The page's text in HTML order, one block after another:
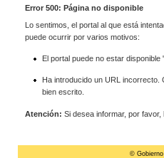
Error 500: Página no disponible
Lo sentimos, el portal al que está
puede ocurrir por varios motivos:
El portal puede no estar disponible
Ha introducido un URL
bien escrito.
Atención: Si desea informar, por favor,
©